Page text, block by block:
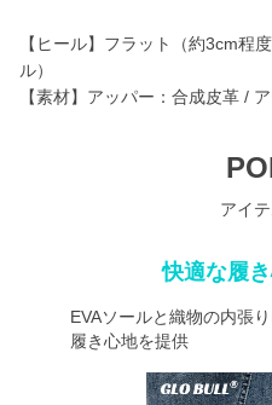
【ヒール】フラット（約3cm程
ル）
【素材】アッパー：合成皮革 /
アイ
快適な履
EVAソールと織物の内張
履き心地を提供